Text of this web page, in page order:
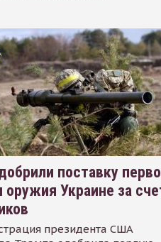
поставку
оружия Украине за
президента США